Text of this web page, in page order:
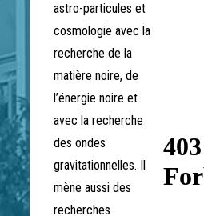
astro-particules et
cosmologie avec la
recherche de la
matière noire, de
l’énergie noire et
avec la recherche
des ondes
gravitationnelles. Il
mène aussi des
recherches